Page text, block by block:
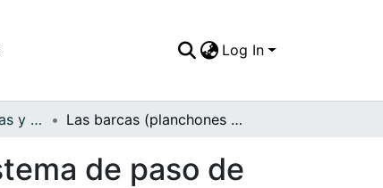
Log In
APFFVC - Las Canoas y Balsas - Patrimonial Las barcas (planchones metálicos) han sido un sistema de paso de una orilla a otra del río Cauca
de paso de